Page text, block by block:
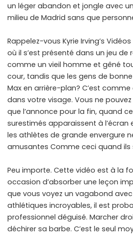
un léger abandon et jongle avec
milieu de Madrid sans que
Rappelez-vous Kyrie Irving’s
où il s’est présenté dans un jeu de
comme un vieil homme et gêné
cour, tandis que les gens de
Max en arrière-plan? C’est
dans votre visage. Vous ne
que l’annonce pour la fin, quand
surestimés apparaissent à l’écran
les athlètes de grande envergure
amusantes Comme ceci quand ils
Peu importe. Cette vidéo est à la
occasion d’absorber une leçon
que vous voyez un vagabond
athlétiques incroyables, il est
professionnel déguisé. Marcher
déchirer sa barbe. C’est le seul